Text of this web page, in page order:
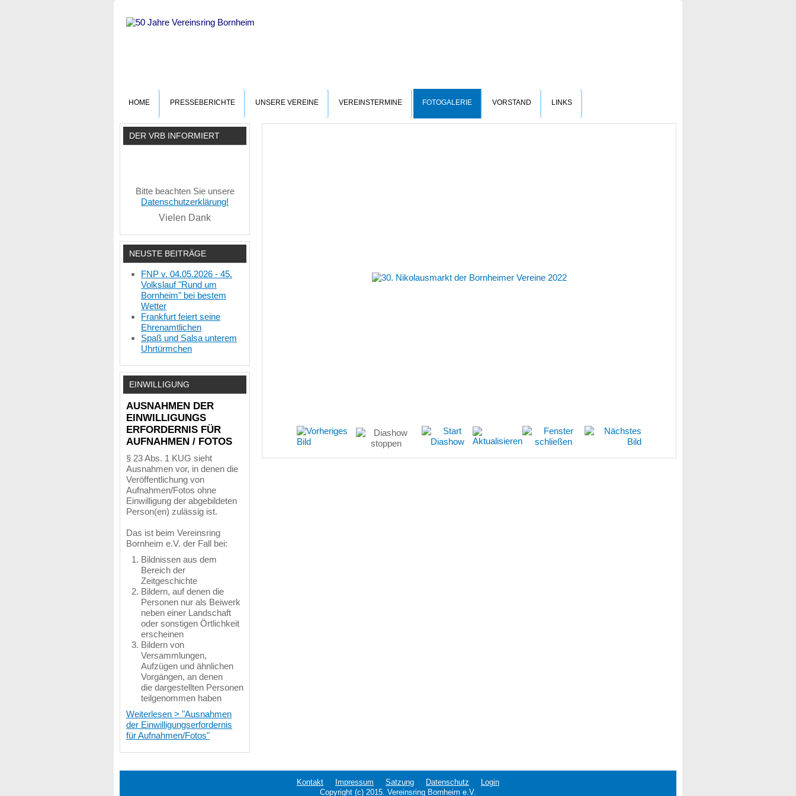
HOME PRESSEBERICHTE UNSERE VEREINE VEREINSTERMINE FOTOGALERIE VORSTAND LINKS
DER VRB INFORMIERT
Bitte beachten Sie unsere
Datenschutzerklärung!
Vielen Dank
NEUSTE BEITRÄGE
FNP v. 04.05.2026 - 45.
Volkslauf "Rund um
Bornheim" bei bestem
Wetter
Frankfurt feiert seine
Ehrenamtlichen
Spaß und Salsa unterem
Uhrtürmchen
EINWILLIGUNG
AUSNAHMEN DER
EINWILLIGUNGS
ERFORDERNIS FÜR
AUFNAHMEN / FOTOS
§ 23 Abs. 1 KUG sieht
Ausnahmen vor, in denen die
Veröffentlichung von
Aufnahmen/Fotos ohne
Einwilligung der abgebildeten
Person(en) zulässig ist.
Das ist beim Vereinsring
Bornheim e.V. der Fall bei:
Bildnissen aus dem
Bereich der
Zeitgeschichte
Bildern, auf denen die
Personen nur als Beiwerk
neben einer Landschaft
oder sonstigen Örtlichkeit
erscheinen
Bildern von
Versammlungen,
Aufzügen und ähnlichen
Vorgängen, an denen
die dargestellten Personen
teilgenommen haben
Weiterlesen > "Ausnahmen
der Einwilligungserfordernis
für Aufnahmen/Fotos"
Kontakt Impressum Satzung Datenschutz
Login
Copyright (c) 2015. Vereinsring Bornheim e.V.